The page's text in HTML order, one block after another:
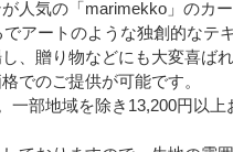
人気の「marimekko」のカ
アートのような独創的なテ
、贈り物などにも大変喜ば
でのご提供が可能です。
一部地域を除き13,200円以